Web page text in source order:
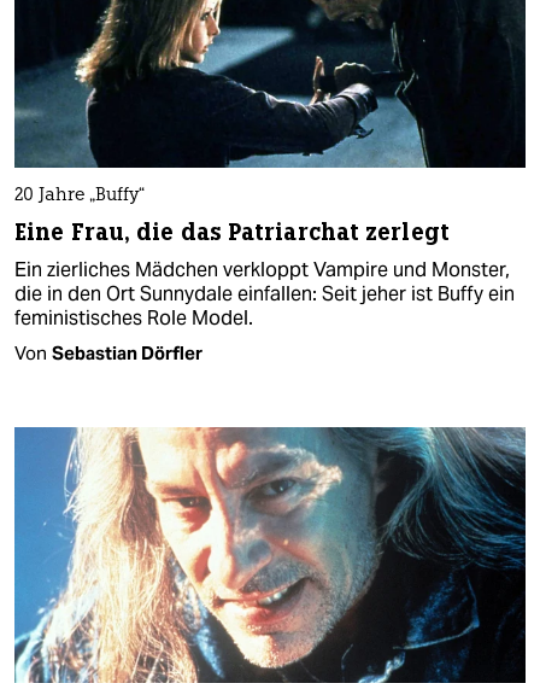
20 Jahre „Buffy“
Eine Frau, die das Patriarchat zerlegt
Ein zierliches Mädchen verkloppt Vampire und Monster,
die in den Ort Sunnydale einfallen: Seit jeher ist Buffy ein
feministisches Role Model.
Von Sebastian Dörfler